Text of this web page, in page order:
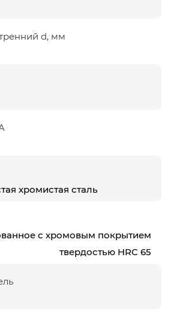
d, мм
хромистая сталь
с хромовым покрытием
твердостью HRC 65